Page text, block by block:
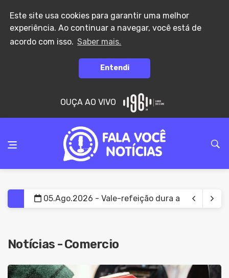
Este site usa cookies para garantir uma melhor
experiência. Ao continuar a navegar, você está de
acordo com isso. Saber mais.
Entendi
OUÇA AO VIVO
05.Ago.2026 - Vale-refeição dura apenas 10
05.Ago.2026 - MS abre seleção para
Notícias - Comercio